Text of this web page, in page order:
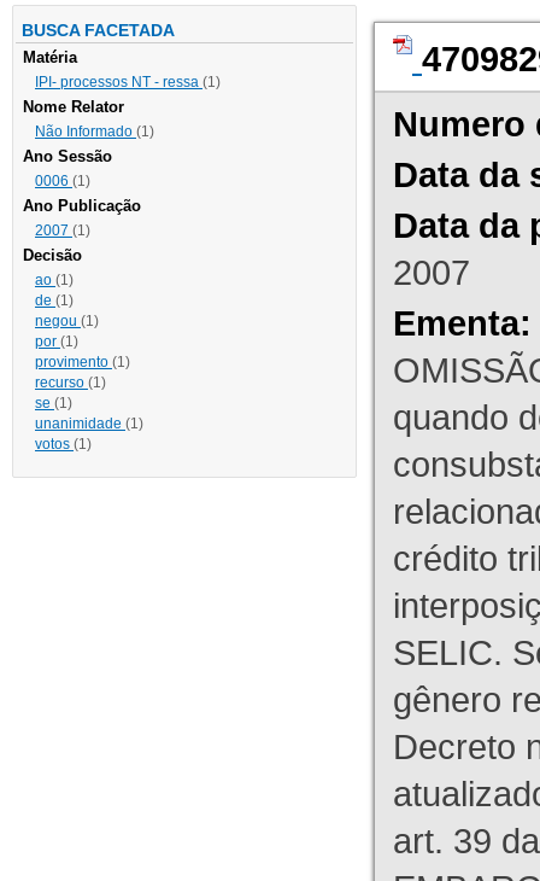
BUSCA FACETADA
Matéria
IPI- processos NT - ressa (1)
Nome Relator
Não Informado (1)
Ano Sessão
0006 (1)
Ano Publicação
2007 (1)
Decisão
ao (1)
de (1)
negou (1)
por (1)
provimento (1)
recurso (1)
se (1)
unanimidade (1)
votos (1)
Numero
Data da
Data da
2007
Ementa:
quando
crédito
SELIC.
gênero
Decreto
art. 39